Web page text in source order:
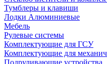
Тумблеры и клавиши
Лодки Алюминиевые
Мебель
Рулевые системы
Комплектующие для ГСУ
Комплектующие для
Подруливающие устройства